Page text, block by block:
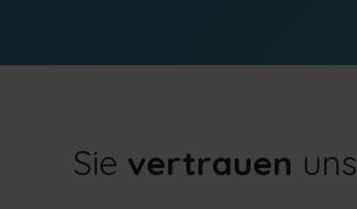
Sie vertrauen uns